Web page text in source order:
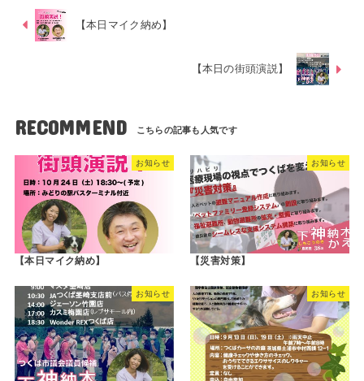
【本日マイク納め】
【本日の街頭演説】
RECOMMEND
お知らせ
【本日マイク納め】
お知らせ
【災害対策】
お知らせ お知らせ